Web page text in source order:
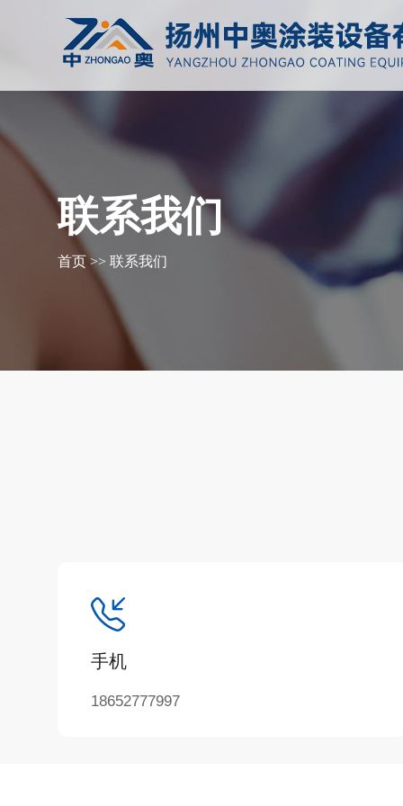
联系我们
首页>> 联系我们
手机
18652777997